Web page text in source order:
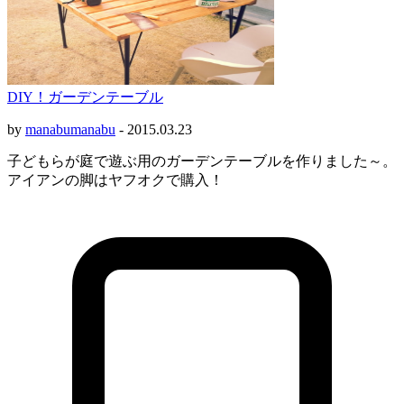
DIY！ガーデンテーブル
by manabumanabu - 2015.03.23
子どもらが庭で遊ぶ用のガーデンテーブルを作りました～。
アイアンの脚はヤフオクで購入！